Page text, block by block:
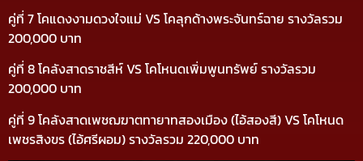
คู่ที่ 7 โคแดงงามดวงใจแม่ VS โคลุกด้างพระจันทร์ฉาย รางวัลรวม
200,000 บาท
คู่ที่ 8 โคลังสาดราชสีห์ VS โคโหนดเพิ่มพูนทรัพย์ รางวัลรวม
200,000 บาท
คู่ที่ 9 โคลังสาดเพชฌฆาตทายาทสองเมือง (ไอ้สองสี) VS โคโหนด
เพชรสิงขร (ไอ้ศรีผอม) รางวัลรวม 220,000 บาท